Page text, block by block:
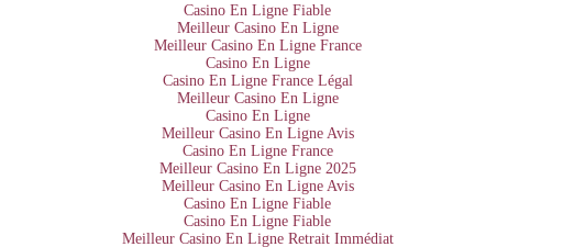
Casino En Ligne Fiable
Meilleur Casino En Ligne
Meilleur Casino En Ligne France
Casino En Ligne
Casino En Ligne France Légal
Meilleur Casino En Ligne
Casino En Ligne
Meilleur Casino En Ligne Avis
Casino En Ligne France
Meilleur Casino En Ligne 2025
Meilleur Casino En Ligne Avis
Casino En Ligne Fiable
Casino En Ligne Fiable
Meilleur Casino En Ligne Retrait Immédiat